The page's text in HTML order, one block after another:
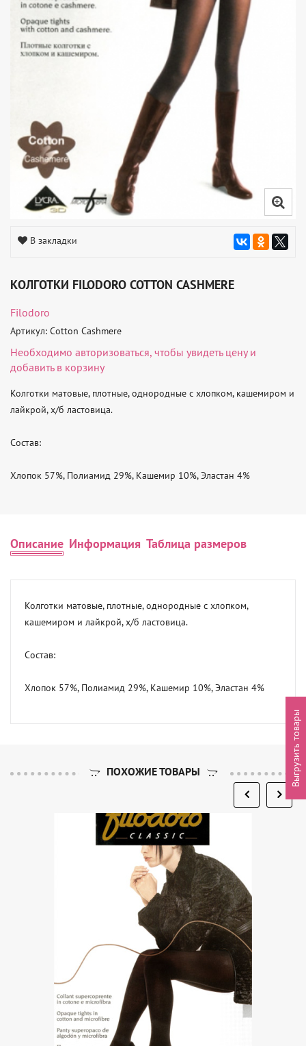
В закладки
КОЛГОТКИ FILODORO COTTON CASHMERE
Filodoro
Артикул: Cotton Cashmere
Необходимо авторизоваться, чтобы увидеть цену и
добавить в корзину
Колготки матовые, плотные, однородные с хлопком, кашемиром и
лайкрой, х/б ластовица.
Состав:
Хлопок 57%, Полиамид 29%, Кашемир 10%, Эластан 4%
Описание Информация Таблица размеров
Колготки матовые, плотные, однородные с хлопком,
кашемиром и лайкрой, х/б ластовица.
Состав:
Хлопок 57%, Полиамид 29%, Кашемир 10%, Эластан 4%
ПОХОЖИЕ ТОВАРЫ Выгрузить товары